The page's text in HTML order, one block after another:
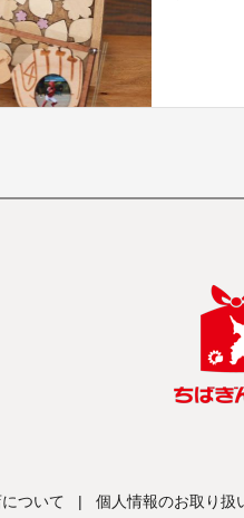
ついて | 個人情報のお取り扱